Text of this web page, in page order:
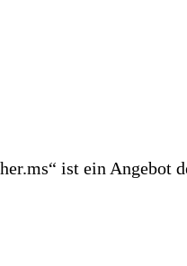
ist ein Angebot